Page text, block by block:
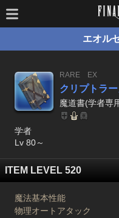
エオル
RARE
EX
クリプトラ
魔道書(学者専
学者
Lv 80～
ITEM LEVEL 520
魔法基本性能
物理オートアタック